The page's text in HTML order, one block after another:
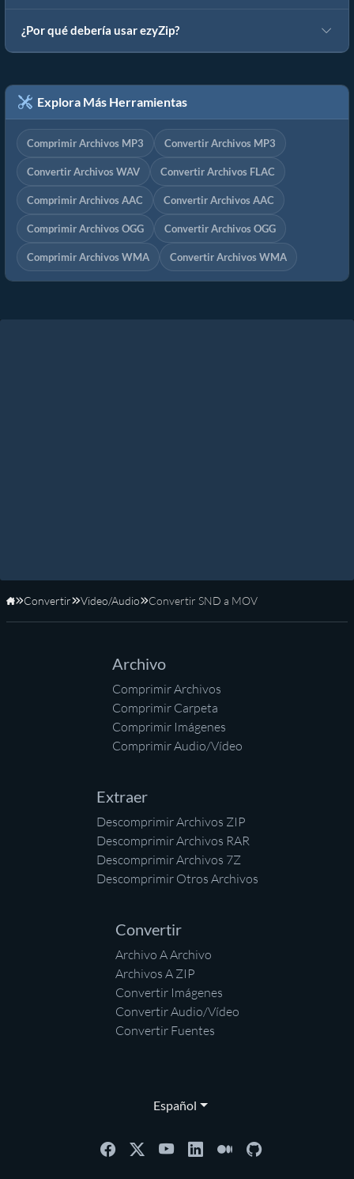
¿Por qué debería usar ezyZip?
Explora Más Herramientas
Comprimir Archivos MP3 Convertir Archivos MP3
Convertir Archivos WAV Convertir Archivos FLAC
Comprimir Archivos AAC Convertir Archivos AAC
Comprimir Archivos OGG Convertir Archivos OGG
Comprimir Archivos WMA Convertir Archivos WMA
Inicio
Convertir Video/Audio Convertir SND a MOV
Archivo
Comprimir Archivos
Comprimir Carpeta
Comprimir Imágenes
Comprimir Audio/Vídeo
Extraer
Descomprimir Archivos ZIP
Descomprimir Archivos RAR
Descomprimir Archivos 7Z
Descomprimir Otros Archivos
Convertir
Archivo A Archivo
Archivos A ZIP
Convertir Imágenes
Convertir Audio/Vídeo
Convertir Fuentes
Español